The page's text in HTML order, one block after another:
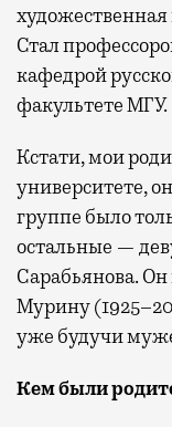
художественная
Стал
кафедрой
факультете МГУ.
Кстати, мои
университете,
группе было
остальные —
Сарабьянова.
Мурину
уже будучи
Кем были